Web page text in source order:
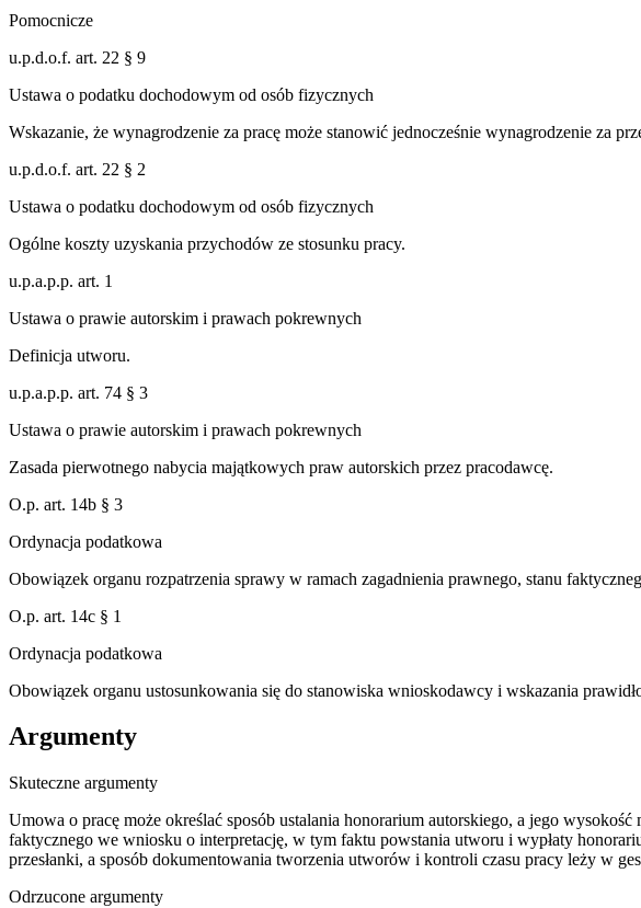
Pomocnicze
u.p.d.o.f. art. 22 § 9
Ustawa o podatku dochodowym od osób fizycznych
Wskazanie, że wynagrodzenie za pracę może stanowić jednocześnie wynagrodzenie za
u.p.d.o.f. art. 22 § 2
Ustawa o podatku dochodowym od osób fizycznych
Ogólne koszty uzyskania przychodów ze stosunku pracy.
u.p.a.p.p. art. 1
Ustawa o prawie autorskim i prawach pokrewnych
Definicja utworu.
u.p.a.p.p. art. 74 § 3
Ustawa o prawie autorskim i prawach pokrewnych
Zasada pierwotnego nabycia majątkowych praw autorskich przez pracodawcę.
O.p. art. 14b § 3
Ordynacja podatkowa
Obowiązek organu rozpatrzenia sprawy w ramach zagadnienia prawnego, stanu
O.p. art. 14c § 1
Ordynacja podatkowa
Obowiązek organu ustosunkowania się do stanowiska wnioskodawcy i wskazania
Argumenty
Skuteczne argumenty
Umowa o pracę może określać sposób ustalania honorarium autorskiego, a jego
faktycznego we wniosku o interpretację, w tym faktu powstania utworu i wypłaty
przesłanki, a sposób dokumentowania tworzenia utworów i kontroli czasu pracy leży w
Odrzucone argumenty